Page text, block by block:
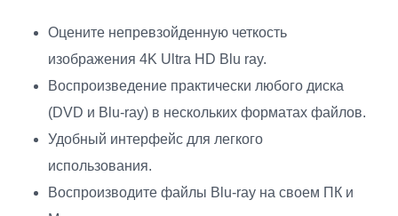
Оцените непревзойденную четкость
изображения 4K Ultra HD Blu ray.
Воспроизведение практически любого диска
(DVD и Blu-ray) в нескольких форматах файлов.
Удобный интерфейс для легкого
использования.
Воспроизводите файлы Blu-ray на своем ПК и